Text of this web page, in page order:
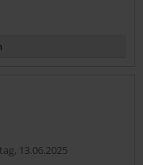
13.06.2025